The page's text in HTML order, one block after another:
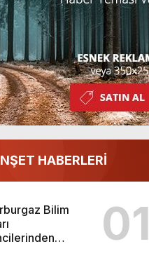
HABERLERİ
Bilim
01